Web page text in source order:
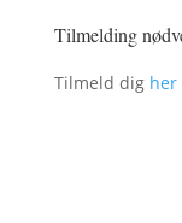
Tilmelding
Tilmeld dig her